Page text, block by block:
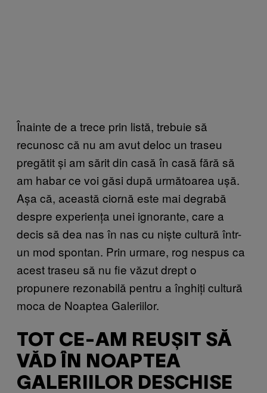
Înainte de a trece prin listă, trebuie să
recunosc că nu am avut deloc un traseu
pregătit și am sărit din casă în casă fără să
am habar ce voi găsi după următoarea ușă.
Așa că, această ciornă este mai degrabă
despre experiența unei ignorante, care a
decis să dea nas în nas cu niște cultură într-
un mod spontan. Prin urmare, rog nespus ca
acest traseu să nu fie văzut drept o
propunere rezonabilă pentru a înghiți cultură
moca de Noaptea Galeriilor.
TOT CE-AM REUȘIT SĂ
VĂD ÎN NOAPTEA
GALERIILOR DESCHISE